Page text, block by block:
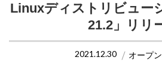
Linuxディストリビュー
21.2」リリ
2021.12.30 オープ